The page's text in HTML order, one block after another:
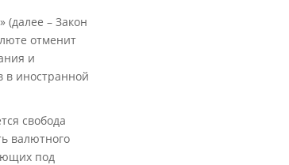
(далее – Закон
отменит
и
в иностранной
свобода
валютного
под